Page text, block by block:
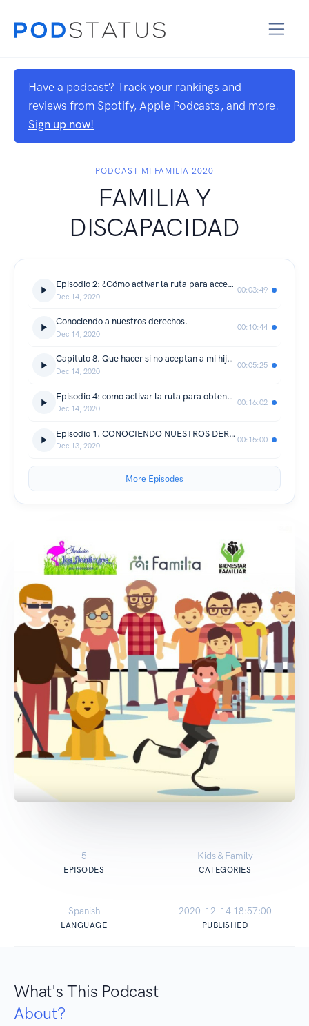
Have a podcast? Track your rankings and
reviews from Spotify, Apple Podcasts, and more.
Sign up now!
PODCAST MI FAMILIA 2020
FAMILIA Y
DISCAPACIDAD
Episodio 2: ¿Cómo activar la ruta para acceder al servicio educativo?
Dec 14, 2020
00:03:49
Conociendo a nuestros derechos.
Dec 14, 2020
00:10:44
Capitulo 8. Que hacer si no aceptan a mi hijo PcD en la escuela cercana a nuestra residencia
Dec 14, 2020
00:05:25
Episodio 4: como activar la ruta para obtener el RLCPD. (Programa radial LA VOZ DE LA FAMILIA) 👪
Dec 14, 2020
00:16:02
Episodio 1. CONOCIENDO NUESTROS DERECHOS: ¡Caminando en Equidad!
Dec 13, 2020
00:15:00
More Episodes
5
EPISODES
Kids & Family
CATEGORIES
Spanish
LANGUAGE
2020-12-14 18:57:00
PUBLISHED
What's This Podcast
About?